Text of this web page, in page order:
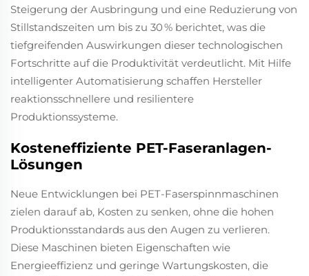
Steigerung der Ausbringung und eine Reduzierung von
Stillstandszeiten um bis zu 30 % berichtet, was die
tiefgreifenden Auswirkungen dieser technologischen
Fortschritte auf die Produktivität verdeutlicht. Mit Hilfe
intelligenter Automatisierung schaffen Hersteller
reaktionsschnellere und resilientere
Produktionssysteme.
Kosteneffiziente PET-Faseranlagen-
Lösungen
Neue Entwicklungen bei PET-Faserspinnmaschinen
zielen darauf ab, Kosten zu senken, ohne die hohen
Produktionsstandards aus den Augen zu verlieren.
Diese Maschinen bieten Eigenschaften wie
Energieeffizienz und geringe Wartungskosten, die